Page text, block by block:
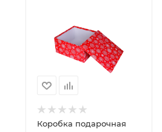
Коробка подарочная